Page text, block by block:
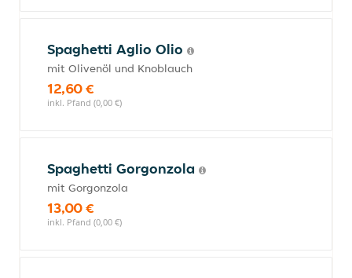
Spaghetti Aglio Olio
mit Olivenöl und Knoblauch
12,60 €
inkl. Pfand (0,00 €)
Spaghetti Gorgonzola
mit Gorgonzola
13,00 €
inkl. Pfand (0,00 €)